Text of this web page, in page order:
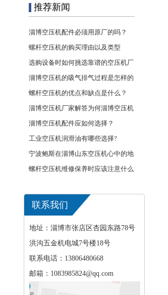
推荐新闻
淄博空压机配件必须用原厂的吗？
螺杆空压机的购买理由以及类型
选购设备时如何挑选靠谱的空压机厂
···
淄博空压机的吸气排气过程是怎样的
···
螺杆空压机的优点和缺点是什么？
淄博空压机厂家解答为何淄博空压机
···
淄博空压机配件应如何选择？
工业空压机润滑油有哪些选择?
宁波鲍斯在淄博山东空压机心中的地
···
螺杆空压机维修保养时应该注意什么
联系我们
地址：淄博市张店区杏园东路78号
洪沟五金机电城7号楼18号
联系电话：13806480668
邮箱：1083985824@qq.com